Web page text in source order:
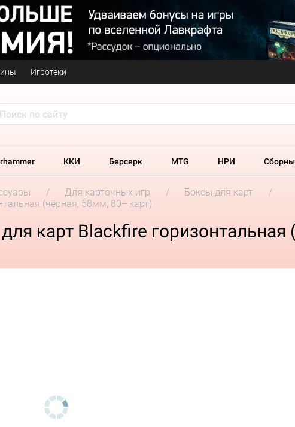
Игротеки
ККИ Берсерк MTG НРИ
Для карточных игр
Боксы для карт
(чёрная, 58мм, 80+ карт)
карт Blackfire горизонтальная